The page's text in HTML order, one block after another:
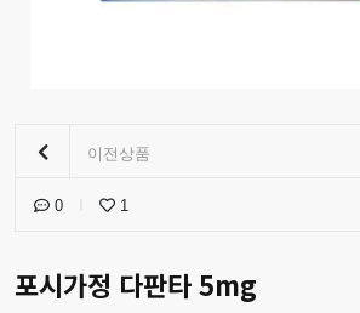
이전상품
0 1
포시가정 다판타 5mg